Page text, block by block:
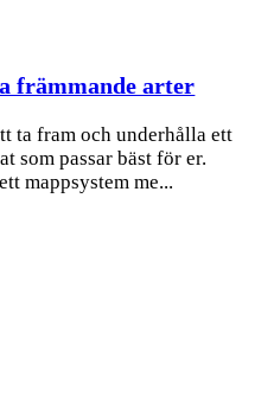
främmande arter
ta fram och underhålla ett
som passar bäst för er.
mappsystem me...